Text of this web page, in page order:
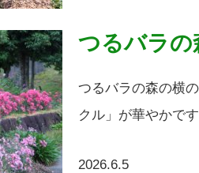
つるバラの
つるバラの森の横
クル」が華やかです
2026.6.5